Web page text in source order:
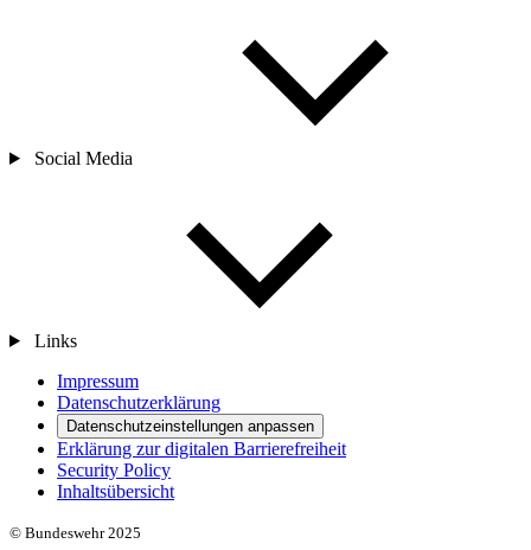
Social Media
Links
Impressum
Datenschutzerklärung
Datenschutzeinstellungen anpassen
Erklärung zur digitalen Barrierefreiheit
Security Policy
Inhaltsübersicht
© Bundeswehr 2025